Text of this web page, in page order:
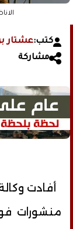
كتب:عشتار
مشاركة
أفادت
منشورات